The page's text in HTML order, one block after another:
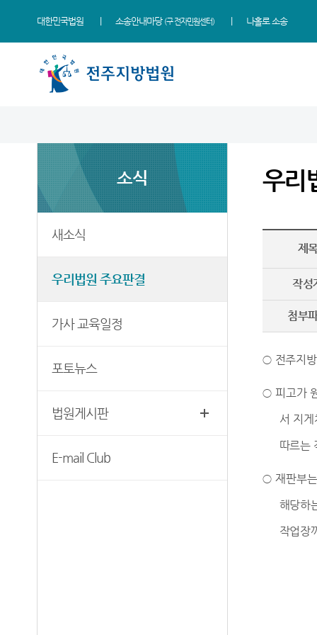
대한민국법원 소송안내마당 (구 전자민원센터) 나홀로 소송
조직 및 전화번호
시/군법원
청사안내
정읍지원
남원지원
우리법원 주요판결
가사 교육일정
E-mail Club
사회적 약자 통합적 사법
지원 - 사법접근센터
개인파산 및 개인회생 안내
자주묻는질문
무인등본발급기안내
재판기록열람복사예약
자료실
판결서사본 제공신청
칭찬합니다
법원견학
소식
새소식
우리법원 주요판결
가사 교육일정
포토뉴스
법원게시판
E-mail Club
우리
제
작성
첨부
○ 전주지
○ 피고가
서 지
따르는
○재판부는
해당하
작업장